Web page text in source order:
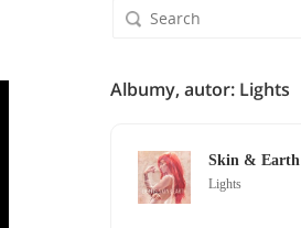
Albumy, autor: Lights
Skin & Earth
Lights